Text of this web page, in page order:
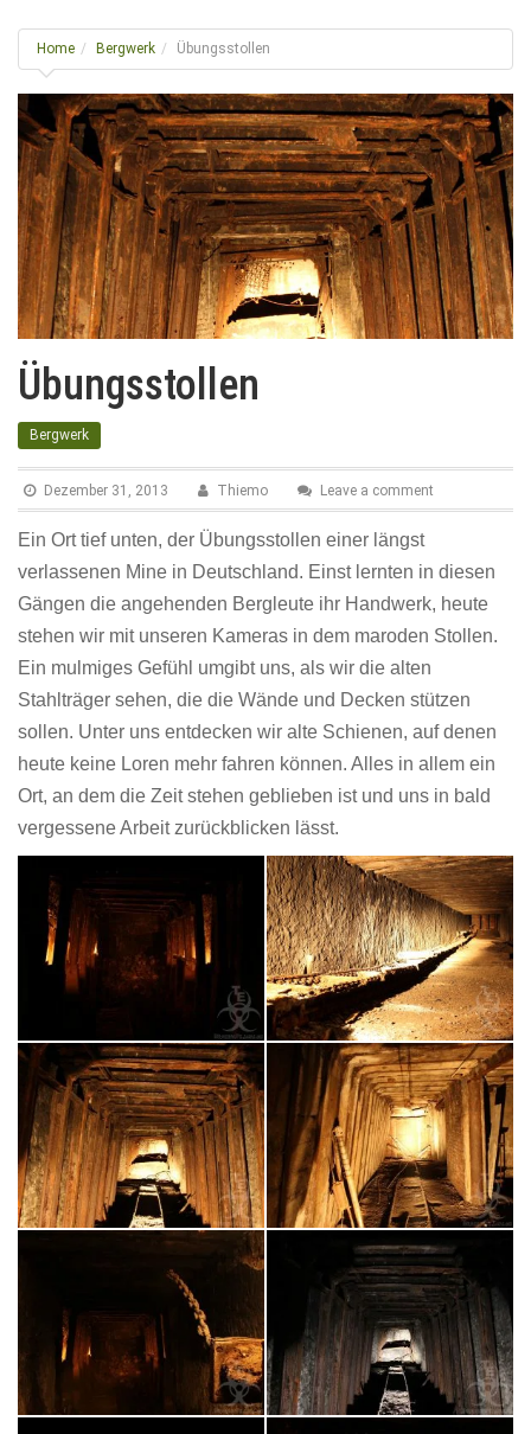
l
e
n
a
v
i
g
a
t
i
o
n
Home Bergwerk Übungsstollen
Übungsstollen
Bergwerk
Dezember 31, 2013 Thiemo Leave a comment
Ein Ort tief unten, der Übungsstollen einer längst
verlassenen Mine in Deutschland. Einst lernten in diesen
Gängen die angehenden Bergleute ihr Handwerk, heute
stehen wir mit unseren Kameras in dem maroden Stollen.
Ein mulmiges Gefühl umgibt uns, als wir die alten
Stahlträger sehen, die die Wände und Decken stützen
sollen. Unter uns entdecken wir alte Schienen, auf denen
heute keine Loren mehr fahren können. Alles in allem ein
Ort, an dem die Zeit stehen geblieben ist und uns in bald
vergessene Arbeit zurückblicken lässt.